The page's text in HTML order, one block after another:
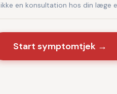
ikke en konsultation hos din læge
Start symptomtjek →